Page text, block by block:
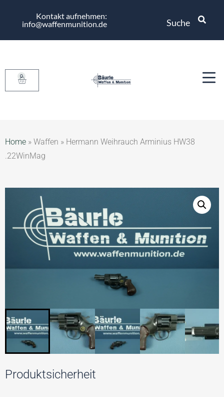
Kontakt aufnehmen:
info@waffenmunition.de
Suche
0
Home » Waffen » Hermann Weihrauch Arminius HW38
.22WinMag
Produktsicherheit